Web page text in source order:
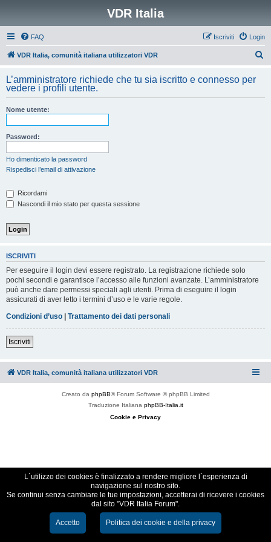
VDR Italia
FAQ Login
Iscriviti
VDR Italia, comunità italiana utilizzatori VDR
c
L’amministratore richiede che tu sia iscritto e connesso per
vedere i profili utente.
Nome utente:
Password:
Ho dimenticato la password
Rispedisci l’email di attivazione
Ricordami
Nascondi il mio stato per questa sessione
ISCRIVITI
Per eseguire il login devi essere registrato. La registrazione richiede solo
pochi secondi e garantisce l’accesso alle funzioni avanzate. L’amministratore
può anche dare permessi speciali agli utenti. Prima di eseguire il login
assicurati di aver letto i termini d’uso e le varie regole.
Condizioni d’uso | Trattamento dei dati personali
Iscriviti
VDR Italia, comunità italiana utilizzatori VDR
Creato da phpBB® Forum Software © phpBB Limited
Traduzione Italiana phpBB-Italia.it
Cookie e Privacy
L´utilizzo dei cookies è finalizzato a rendere migliore l´esperienza di
navigazione sul nostro sito.
Se continui senza cambiare le tue impostazioni, accetterai di ricevere i cookies
dal sito "VDR Italia Forum".
Accetto Politica dei cookie e della privacy